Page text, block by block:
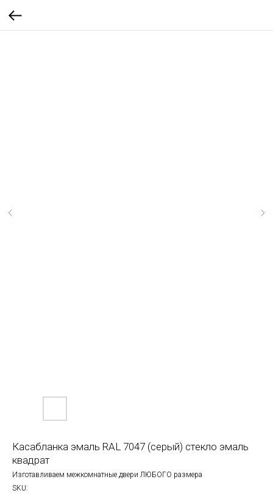
Касабланка эмаль RAL 7047 (серый) стекло эмаль
квадрат
Изготавливаем межкомнатные двери ЛЮБОГО размера
SKU: